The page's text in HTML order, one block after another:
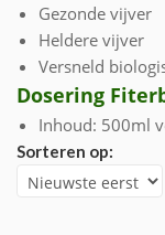
Gezonde vijver
Heldere vijver
Versneld
Dosering
Inhoud: 500ml
Sorteren op: